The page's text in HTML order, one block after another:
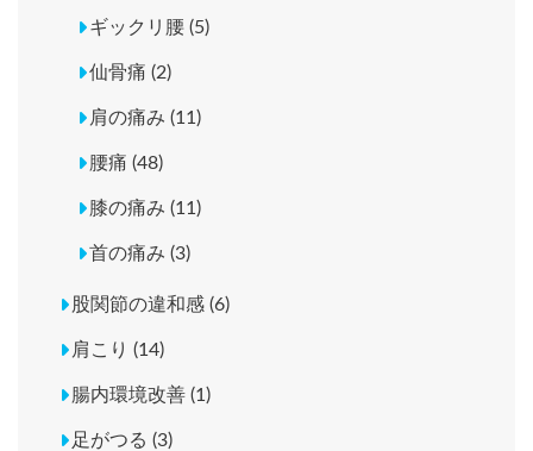
ギックリ腰 (5)
仙骨痛 (2)
肩の痛み (11)
腰痛 (48)
膝の痛み (11)
首の痛み (3)
股関節の違和感 (6)
肩こり (14)
腸内環境改善 (1)
足がつる (3)